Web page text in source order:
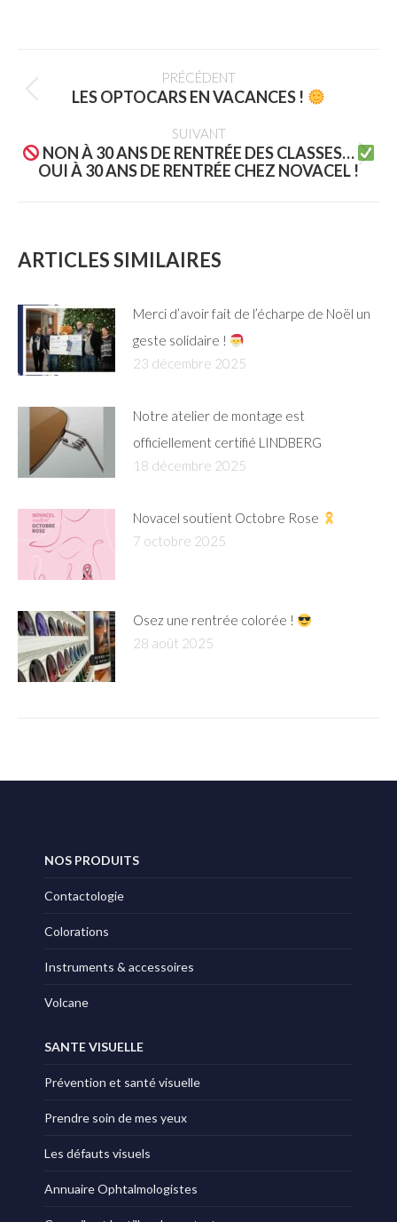
PRÉCÉDENT
LES OPTOCARS EN VACANCES !
SUIVANT
NON À 30 ANS DE RENTRÉE DES CLASSES…
OUI À 30 ANS DE RENTRÉE CHEZ NOVACEL !
ARTICLES SIMILAIRES
Merci d’avoir fait de l’écharpe de Noël un
geste solidaire !
23 décembre 2025
Notre atelier de montage est
officiellement certifié LINDBERG
18 décembre 2025
Novacel soutient Octobre Rose
7 octobre 2025
Osez une rentrée colorée !
28 août 2025
NOS PRODUITS
Contactologie
Colorations
Instruments & accessoires
Volcane
SANTE VISUELLE
Prévention et santé visuelle
Prendre soin de mes yeux
Les défauts visuels
Annuaire Ophtalmologistes